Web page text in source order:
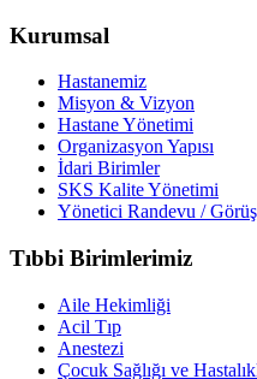
Kurumsal
Hastanemiz
Misyon & Vizyon
Hastane Yönetimi
Organizasyon Yapısı
İdari Birimler
SKS Kalite Yönetimi
Yönetici Randevu /
Tıbbi Birimlerimiz
Aile Hekimliği
Acil Tıp
Anestezi
Çocuk Sağlığı ve